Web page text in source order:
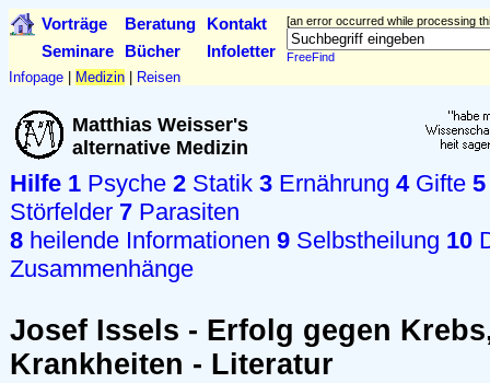
Vorträge Beratung Kontakt [an error occurred while processing
FreeFind
Seminare Bücher Infoletter
Infopage Medizin Reisen
Matthias Weisser's
alternative Medizin
Hilfe 1 Psyche 2 Statik 3 Ernährung 4Gifte 5
Störfelder 7 Parasiten
8 heilende Informationen 9 Selbstheilung 10
Zusammenhänge
Josef Issels - Erfolg gegen
Krankheiten - Literatur